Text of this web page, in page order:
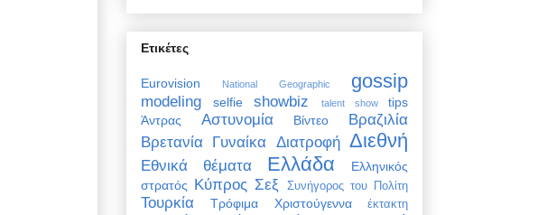
Ετικέτες
Eurovision National Geographic gossip
modeling selfie showbiz talent show
tips
Άντρας
Αστυνομία Βίντεο
Βραζιλία
Βρετανία Γυναίκα Διατροφή Διεθνή
Εθνικά θέματα Ελλάδα
Ελληνικός
στρατός Κύπρος Σεξ Συνήγορος του Πολίτη
Τουρκία Τρόφιμα Χριστούγεννα
έκτακτη